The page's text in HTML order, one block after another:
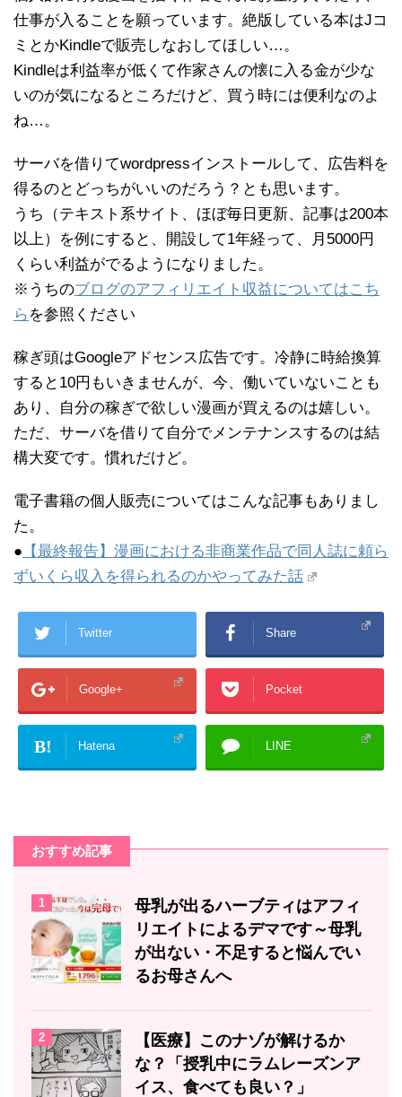
仕事が入ることを願っています。絶版している本はJコ
ミとかKindleで販売しなおしてほしい…。
Kindleは利益率が低くて作家さんの懐に入る金が少な
いのが気になるところだけど、買う時には便利なのよ
ね…。
サーバを借りてwordpressインストールして、広告料を
得るのとどっちがいいのだろう？とも思います。
うち（テキスト系サイト、ほぼ毎日更新、記事は200本
以上）を例にすると、開設して1年経って、月5000円
くらい利益がでるようになりました。
※うちのブログのアフィリエイト収益についてはこち
ら を参照ください
稼ぎ頭はGoogleアドセンス広告です。冷静に時給換算
すると10円もいきませんが、今、働いていないことも
あり、自分の稼ぎで欲しい漫画が買えるのは嬉しい。
ただ、サーバを借りて自分でメンテナンスするのは結
構大変です。慣れだけど。
電子書籍の個人販売についてはこんな記事もありまし
た。
● 【最終報告】漫画における非商業作品で同人誌に頼ら
ずいくら収入を得られるのかやってみた話
Twitter Share
Google+ Pocket
B! Hatena LINE
おすすめ記事
1
母乳が出るハーブティはアフィ
リエイトによるデマです～母乳
が出ない・不足すると悩んでい
るお母さんへ
2
【医療】このナゾが解けるか
な？「授乳中にラムレーズンア
イス、食べても良い？」